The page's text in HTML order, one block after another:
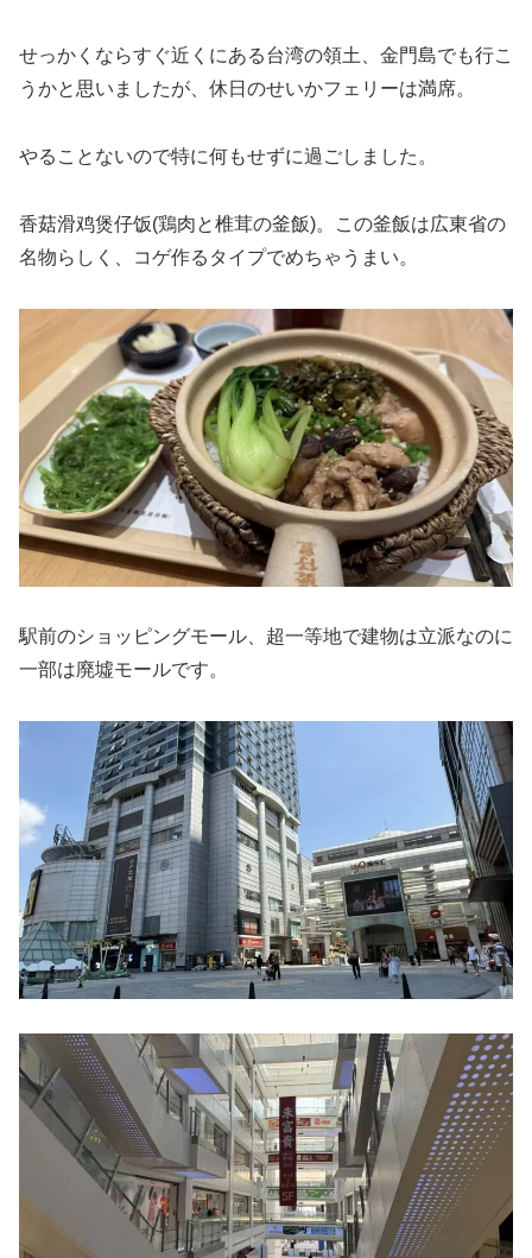
せっかくならすぐ近くにある台湾の領土、金門島でも行こ
うかと思いましたが、休日のせいかフェリーは満席。
やることないので特に何もせずに過ごしました。
香菇滑鸡煲仔饭(鶏肉と椎茸の釜飯)。この釜飯は広東省の
名物らしく、コゲ作るタイプでめちゃうまい。
駅前のショッピングモール、超一等地で建物は立派なのに
一部は廃墟モールです。